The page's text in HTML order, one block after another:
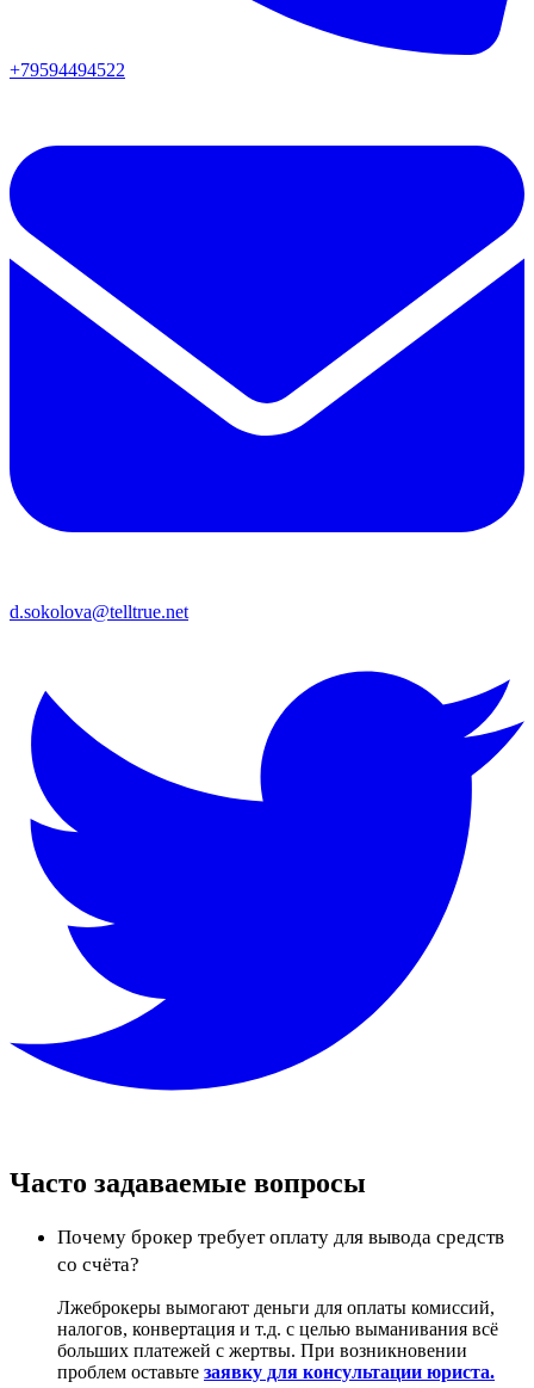
+79594494522
d.sokolova@telltrue.net
Часто задаваемые вопросы
Почему брокер требует оплату для вывода средств
со счёта?
Лжеброкеры вымогают деньги для оплаты комиссий,
налогов, конвертация и т.д. с целью выманивания всё
больших платежей с жертвы. При возникновении
проблем оставьте заявку для консультации юриста.